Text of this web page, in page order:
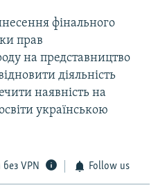
фінального
прав
на представництво
діяльність
наявність на
українською
VPN Follow us